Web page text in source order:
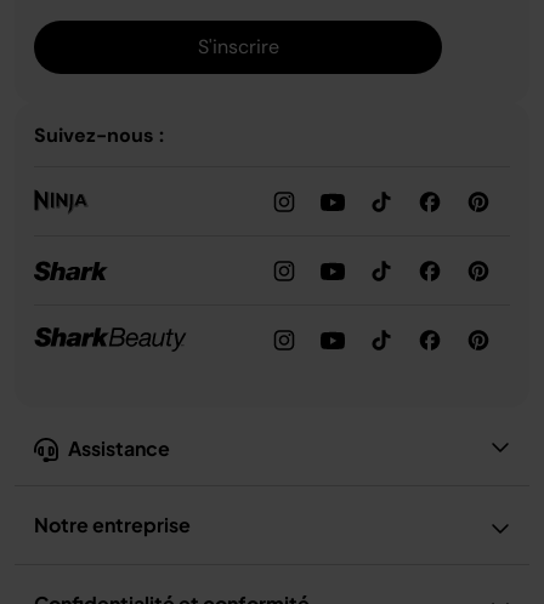
Assistance
Notre entreprise
S'inscrire
Suivez-nous :